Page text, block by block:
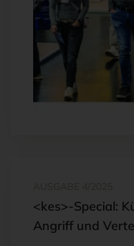
<kes>-Special:
Angriff und